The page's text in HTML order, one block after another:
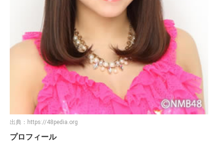
出典： https://48pedia.org
プロフィール